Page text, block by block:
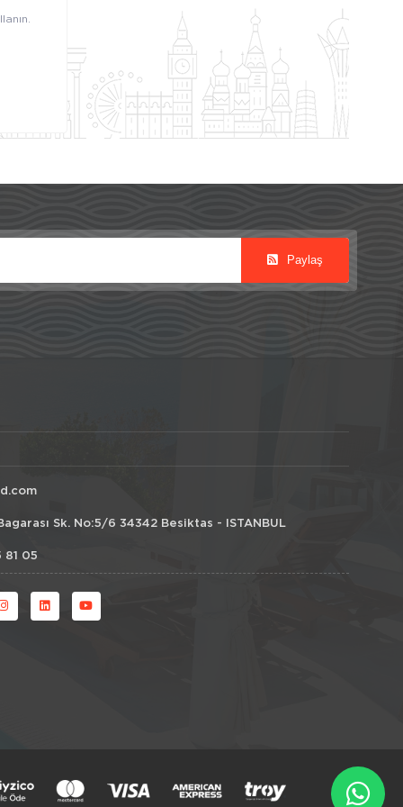
Paylaş
Sk. No:5/6 34342 Besiktas - ISTANBUL
81 05